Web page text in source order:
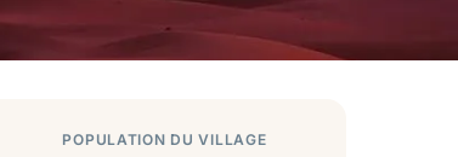
POPULATION DU VILLAGE